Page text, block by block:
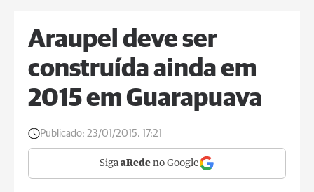
Araupel deve ser
construída ainda em
2015 em Guarapuava
Publicado: 23/01/2015, 17:21
Siga aRede no Google